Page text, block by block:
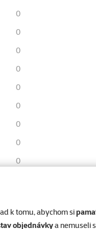
k tomu, abychom si
objednávkya nemuseli
0
0
0
0
0
0
0
0
0
0